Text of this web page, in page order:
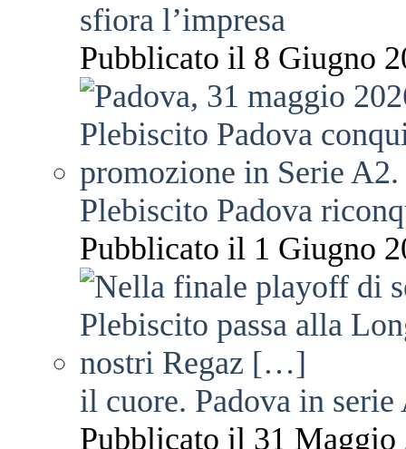
sfiora l’impresa
Pubblicato il 8 Giugno
Plebiscito Padova
Pubblicato il 1 Giugno
il cuore. Padova in serie
Pubblicato il 31 Maggio